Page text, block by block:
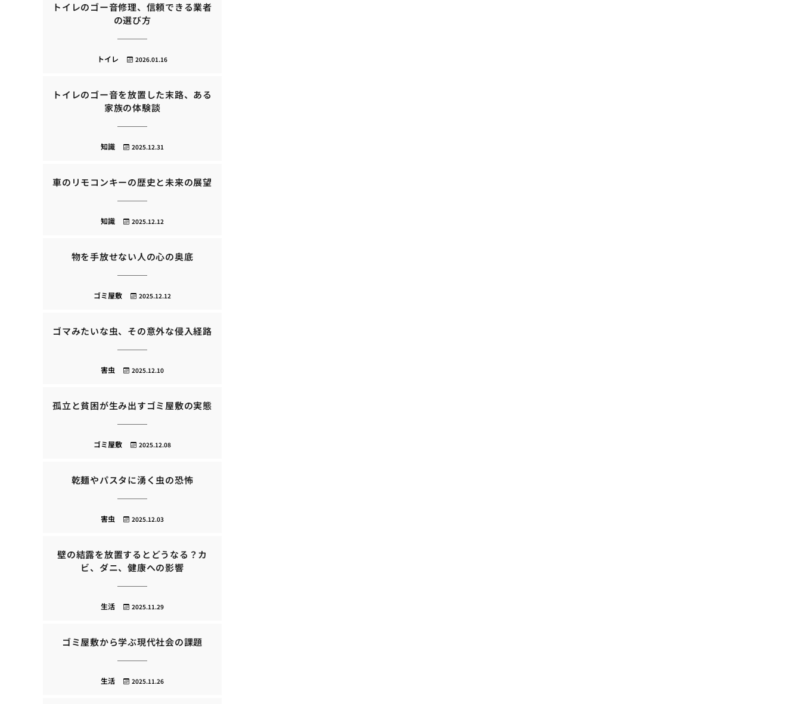
トイレのゴー音修理、信頼できる業者
の選び方
2026.01.16
トイレ
トイレのゴー音を放置した末路、ある
家族の体験談
2025.12.31
知識
車のリモコンキーの歴史と未来の展望
2025.12.12
知識
物を手放せない人の心の奥底
2025.12.12
ゴミ屋敷
ゴマみたいな虫、その意外な侵入経路
2025.12.10
害虫
孤立と貧困が生み出すゴミ屋敷の実態
2025.12.08
ゴミ屋敷
乾麺やパスタに湧く虫の恐怖
2025.12.03
害虫
壁の結露を放置するとどうなる？カ
ビ、ダニ、健康への影響
2025.11.29
生活
ゴミ屋敷から学ぶ現代社会の課題
2025.11.26
生活